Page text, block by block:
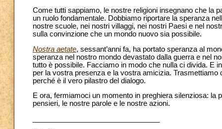
Come tutti sappiamo, le nostre religioni insegnano che la
un ruolo fondamentale. Dobbiamo riportare la speranza
nostre scuole, nei nostri villaggi, nei nostri Paesi e nel
sulla convinzione che un mondo nuovo sia possibile.
Nostra aetate, sessant’anni fa, ha portato speranza al
speranza nel nostro mondo devastato dalla guerra e nel
tutto è possibile. Facciamo in modo che nulla ci divida. E
per la vostra presenza e la vostra amicizia.
perché è il vero pilastro del dialogo.
E ora, fermiamoci un momento in preghiera silenziosa: la
pensieri, le nostre parole e le nostre azioni.